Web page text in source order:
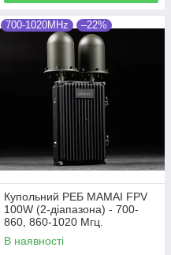
700-1020MHz –22%
Купольний РЕБ MAMAI FPV
100W (2-діапазона) - 700-
860, 860-1020 Мгц.
(Портативний, Окопний, На
авто)
В наявності